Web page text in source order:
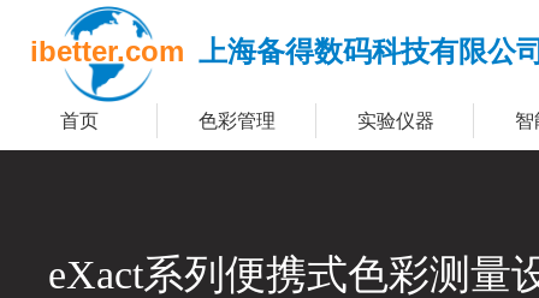
首页 色彩管理 实验仪器 智
ibetter.com 上海备得数码科技有限公
eXact系列便携式色彩测量